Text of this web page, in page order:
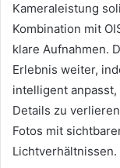
Kameraleistung
Kombination mit
klare Aufnahmen.
Erlebnis weiter,
intelligent
Details zu
Fotos mit
Lichtverhältnissen.